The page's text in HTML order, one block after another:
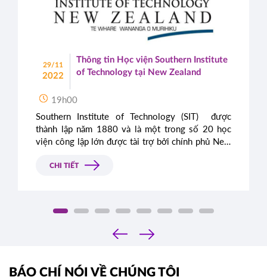
29/11
2022
Thông tin Học viện Southern Institute
of Technology tại New Zealand
19h00
Southern Institute of Technology (SIT) được
thành lập năm 1880 và là một trong số 20 học
viện công lập lớn được tài trợ bởi chính phủ New
một môi trường học tập lý tưởng, mang lại cho
nghiệp.
CHI TIẾT
‹
›
BÁO CHÍ NÓI VỀ CHÚNG TÔI